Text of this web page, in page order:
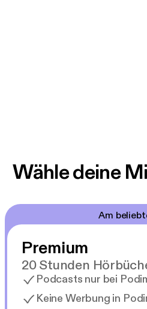
Wähle deine
Am
Premium
20 Stunden
Podcasts nur bei
Keine Werbung in